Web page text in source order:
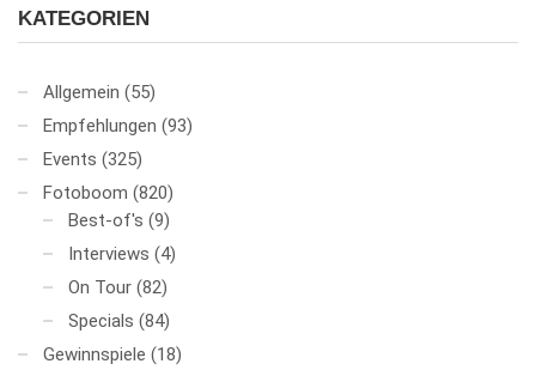
KATEGORIEN
Allgemein (55)
Empfehlungen (93)
Events (325)
Fotoboom (820)
Best-of's (9)
Interviews (4)
On Tour (82)
Specials (84)
Gewinnspiele (18)